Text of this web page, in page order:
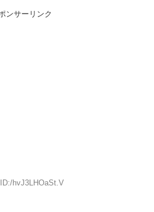
リキャラ
ンサーリンク
hvJ3LHOaSt.V